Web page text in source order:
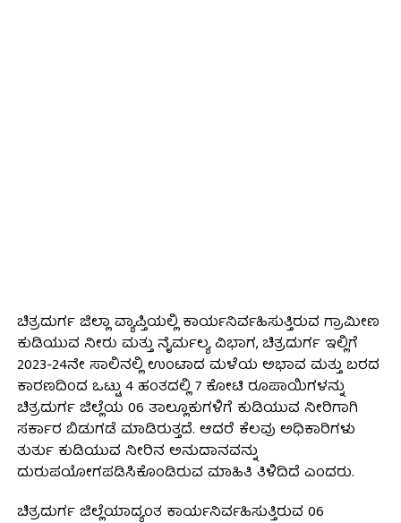
ಚಿತ್ರದುರ್ಗ ಜಿಲ್ಲಾ ವ್ಯಾಪ್ತಿಯಲ್ಲಿ ಕಾರ್ಯನಿರ್ವಹಿಸುತ್ತಿರುವ ಗ್ರಾಮೀಣ
ಕುಡಿಯುವ ನೀರು ಮತ್ತು ನೈರ್ಮಲ್ಯ ವಿಭಾಗ, ಚಿತ್ರದುರ್ಗ ಇಲ್ಲಿಗೆ
2023-24ನೇ ಸಾಲಿನಲ್ಲಿ ಉಂಟಾದ ಮಳೆಯ ಅಭಾವ ಮತ್ತು ಬರದ
ಕಾರಣದಿಂದ ಒಟ್ಟು 4 ಹಂತದಲ್ಲಿ 7 ಕೋಟಿ ರೂಪಾಯಿಗಳನ್ನು
ಚಿತ್ರದುರ್ಗ ಜಿಲ್ಲೆಯ 06 ತಾಲ್ಲೂಕುಗಳಿಗೆ ಕುಡಿಯುವ ನೀರಿಗಾಗಿ
ಸರ್ಕಾರ ಬಿಡುಗಡೆ ಮಾಡಿರುತ್ತದೆ. ಆದರೆ ಕೆಲವು ಅಧಿಕಾರಿಗಳು
ತುರ್ತು ಕುಡಿಯುವ ನೀರಿನ ಅನುದಾನವನ್ನು
ದುರುಪಯೋಗಪಡಿಸಿಕೊಂಡಿರುವ ಮಾಹಿತಿ ತಿಳಿದಿದೆ ಎಂದರು.
ಚಿತ್ರದುರ್ಗ ಜಿಲ್ಲೆಯಾದ್ಯಂತ ಕಾರ್ಯನಿರ್ವಹಿಸುತ್ತಿರುವ 06